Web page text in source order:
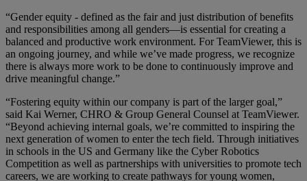
“Gender equity - defined as the fair and just distribution of benefits
and responsibilities among all genders—is essential for creating a
balanced and productive work environment. For TeamViewer, this is
an ongoing journey, and while we’ve made progress, we recognize
there is always more work to be done to continuously improve and
drive meaningful change.”
“Fostering equity within our company is part of the larger goal,”
said Kai Werner, CHRO & Group General Counsel at TeamViewer.
“Beyond achieving internal goals, we’re committed to inspiring the
next generation of women to enter the tech field. Through initiatives
in schools in the US and Germany like the Cyber Robotics
Competition as well as partnerships with universities to promote tech
careers, we are working to create pathways for young women,